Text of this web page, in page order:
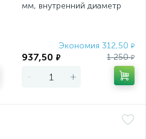
мм, внутренний диаметр
Экономия 312,50 ₽
937,50 ₽ 1 250₽
- +